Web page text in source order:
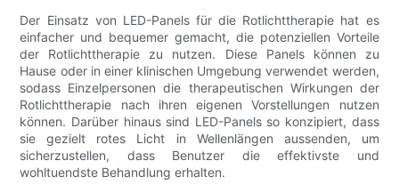
Der Einsatz von LED-Panels für die Rotlichttherapie hat es
einfacher und bequemer gemacht, die potenziellen Vorteile
der Rotlichttherapie zu nutzen. Diese Panels können zu
Hause oder in einer klinischen Umgebung verwendet werden,
sodass Einzelpersonen die therapeutischen Wirkungen der
Rotlichttherapie nach ihren eigenen Vorstellungen nutzen
können. Darüber hinaus sind LED-Panels so konzipiert, dass
sie gezielt rotes Licht in Wellenlängen aussenden, um
sicherzustellen, dass Benutzer die effektivste und
wohltuendste Behandlung erhalten.